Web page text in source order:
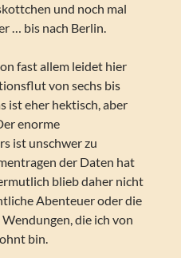
und noch mal
… bis nach Berlin.
fast allem leidet hier
von sechs bis
ist eher hektisch, aber
enorme
ist unschwer zu
der Daten hat
blieb daher nicht
Abenteuer oder die
die ich von
bin.